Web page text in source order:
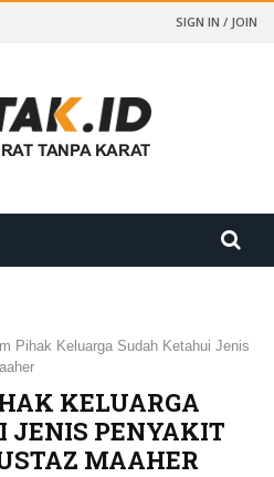
SIGN IN / JOIN
Pihak Keluarga Sudah Ketahui Jenis
KELUARGA
JENIS PENYAKIT
MAAHER